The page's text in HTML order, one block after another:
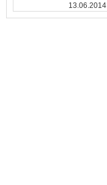
13.06.2014